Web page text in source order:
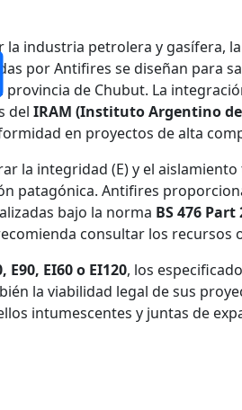
industria petrolera y gasífera,
por Antifires se diseñan para
provincia de Chubut. La
del IRAM (Instituto Argentino
en proyectos de alta
la integridad (E) y el
patagónica. Antifires
bajo la norma BS 476 Part
consultar los recursos
E90, EI60 o EI120, los
la viabilidad legal de sus
intumescentes y juntas de